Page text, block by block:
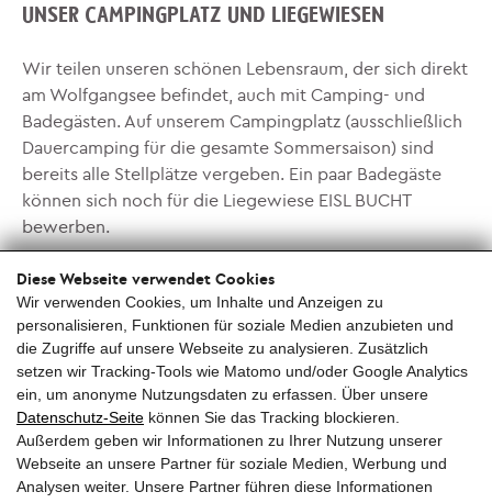
UNSER CAMPINGPLATZ UND LIEGEWIESEN
Wir teilen unseren schönen Lebensraum, der sich direkt
am Wolfgangsee befindet, auch mit Camping- und
Badegästen. Auf unserem Campingplatz (ausschließlich
Dauercamping für die gesamte Sommersaison) sind
bereits alle Stellplätze vergeben. Ein paar Badegäste
können sich noch für die Liegewiese EISL BUCHT
bewerben.
EISL BUCHT
EISL Bio-Schafmilch-Spezialitäten— Farchen 24,
Diese Webseite verwendet Cookies
Wir verwenden Cookies, um Inhalte und Anzeigen zu
personalisieren, Funktionen für soziale Medien anzubieten und
die Zugriffe auf unsere Webseite zu analysieren. Zusätzlich
setzen wir Tracking-Tools wie Matomo und/oder Google Analytics
ein, um anonyme Nutzungsdaten zu erfassen. Über unsere
Datenschutz-Seite können Sie das Tracking blockieren.
Außerdem geben wir Informationen zu Ihrer Nutzung unserer
Webseite an unsere Partner für soziale Medien, Werbung und
Analysen weiter. Unsere Partner führen diese Informationen